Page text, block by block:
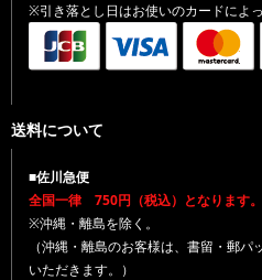
※引き落とし日はお使いのカードによっ
送料について
■佐川急便
全国一律 750円（税込）となります。
※沖縄・離島を除く。
（沖縄・離島のお客様は、書留・郵
いただきます。）